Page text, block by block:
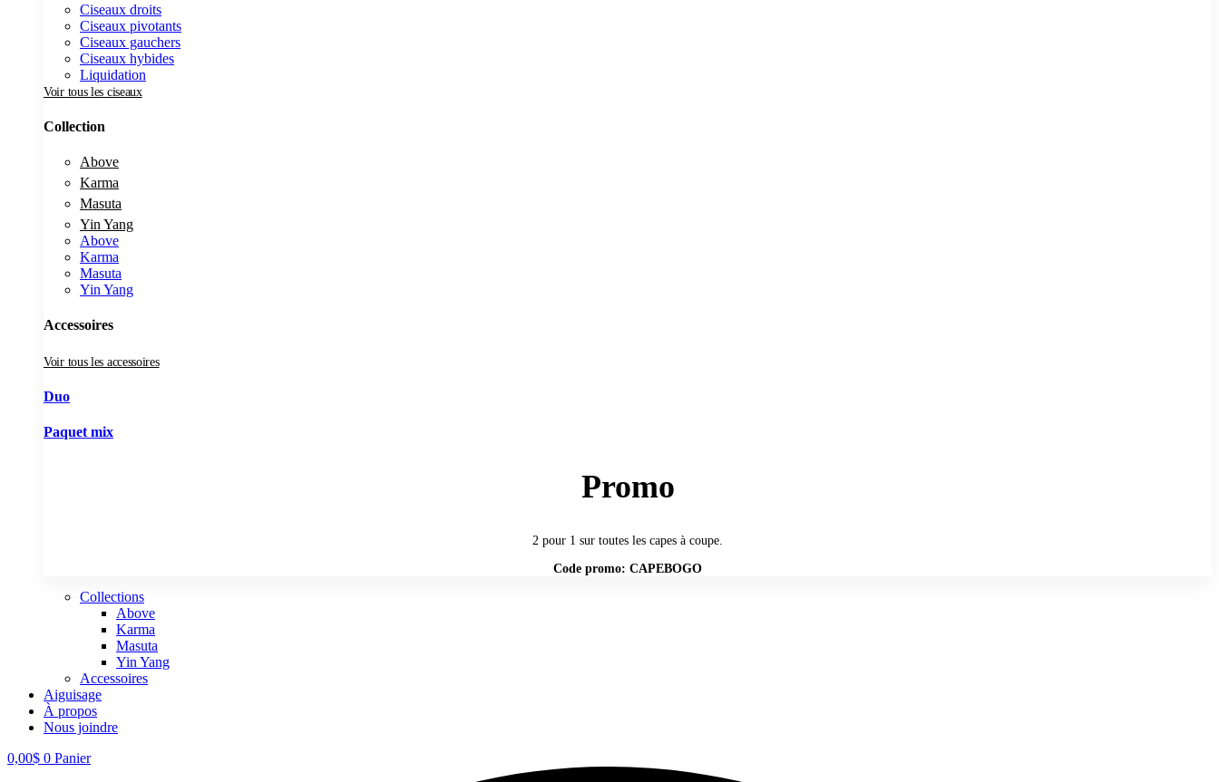
Ciseaux droits
Ciseaux pivotants
Ciseaux gauchers
Ciseaux hybides
Liquidation
Voir tous les ciseaux
Collection
Above
Karma
Masuta
Yin Yang
Above
Karma
Masuta
Yin Yang
Accessoires
Voir tous les accessoires
Duo
Paquet mix
Promo
2 pour 1 sur toutes les capes à coupe.
Code promo: CAPEBOGO
Collections
Above
Karma
Masuta
Yin Yang
Accessoires
Aiguisage
À propos
Nous joindre
0,00$ 0 Panier